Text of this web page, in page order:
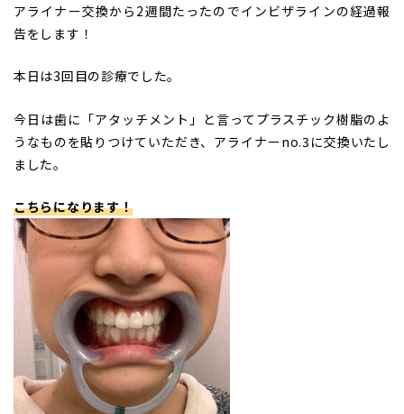
アライナー交換から2週間たったのでインビザラインの経過報
告をします！
本日は3回目の診療でした。
今日は歯に「アタッチメント」と言ってプラスチック樹脂のよ
うなものを貼りつけていただき、アライナーno.3に交換いたし
ました。
こちらになります！